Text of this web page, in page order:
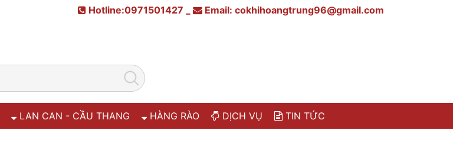
Hotline:0971501427 _ Email: cokhihoangtrung96@gmail.com
LAN CAN - CẦU THANG HÀNG RÀO DỊCH VỤ TIN TỨC